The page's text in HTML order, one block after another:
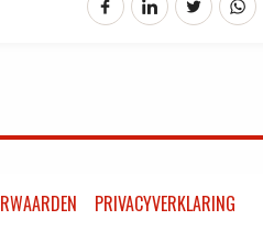
PRIVACYVERKLARING